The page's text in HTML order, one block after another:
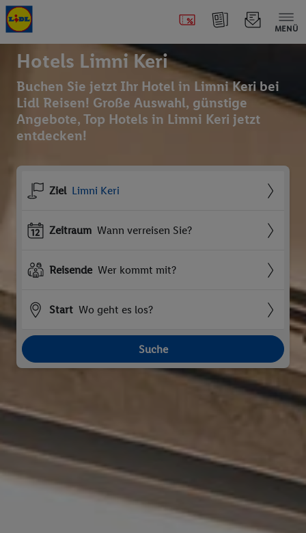
MENÜ
Hotels Limni Keri
Buchen Sie jetzt Ihr Hotel in Limni Keri bei
Lidl Reisen! Große Auswahl, günstige
Angebote, Top Hotels in Limni Keri jetzt
entdecken!
Ziel Limni Keri
Zeitraum Wann verreisen Sie?
Reisende Wer kommt mit?
Start Wo geht es los?
Suche